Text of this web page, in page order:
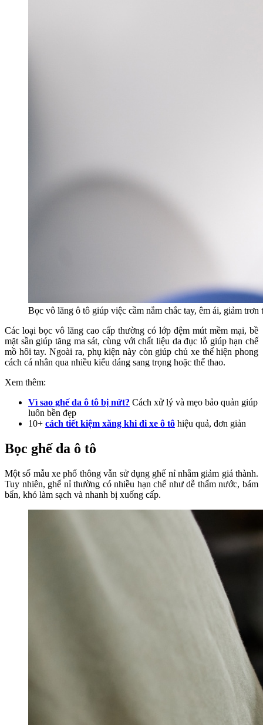
Bọc vô lăng ô tô giúp việc cầm nắm chắc tay, êm ái, giảm trơn
Các loại bọc vô lăng cao cấp thường có lớp đệm mút mềm mại, bề
mặt sần giúp tăng ma sát, cùng với chất liệu da đục lỗ giúp hạn chế
mồ hôi tay. Ngoài ra, phụ kiện này còn giúp chủ xe thể hiện phong
cách cá nhân qua nhiều kiểu dáng sang trọng hoặc thể thao.
Xem thêm:
Vì sao ghế da ô tô bị nứt? Cách xử lý và mẹo bảo quản giúp
luôn bền đẹp
10+ cách tiết kiệm xăng khi đi xe ô tô hiệu quả, đơn giản
Bọc ghế da ô tô
Một số mẫu xe phổ thông vẫn sử dụng ghế nỉ nhằm giảm giá thành.
Tuy nhiên, ghế nỉ thường có nhiều hạn chế như dễ thấm nước, bám
bẩn, khó làm sạch và nhanh bị xuống cấp.